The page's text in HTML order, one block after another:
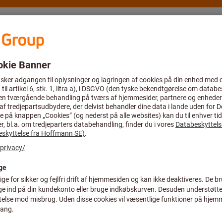
Rådgivning og support
Spiralbor og vendeplatte-korthulsbor